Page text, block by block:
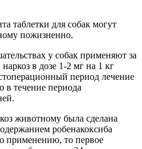
таблетки для собак могут
пожизненно.
у собак применяют за
в дозе 1-2 мг на 1 кг
период лечение
в течение периода
животному была сделана
робенакоксиба
применению, то первое